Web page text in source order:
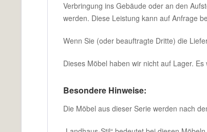
Verbringung ins Gebäude oder an den
werden. Diese Leistung kann auf Anfrage
Wenn Sie (oder beauftragte Dritte) die
Dieses Möbel haben wir nicht auf Lager.
Besondere Hinweise:
Die Möbel aus dieser Serie werden nach